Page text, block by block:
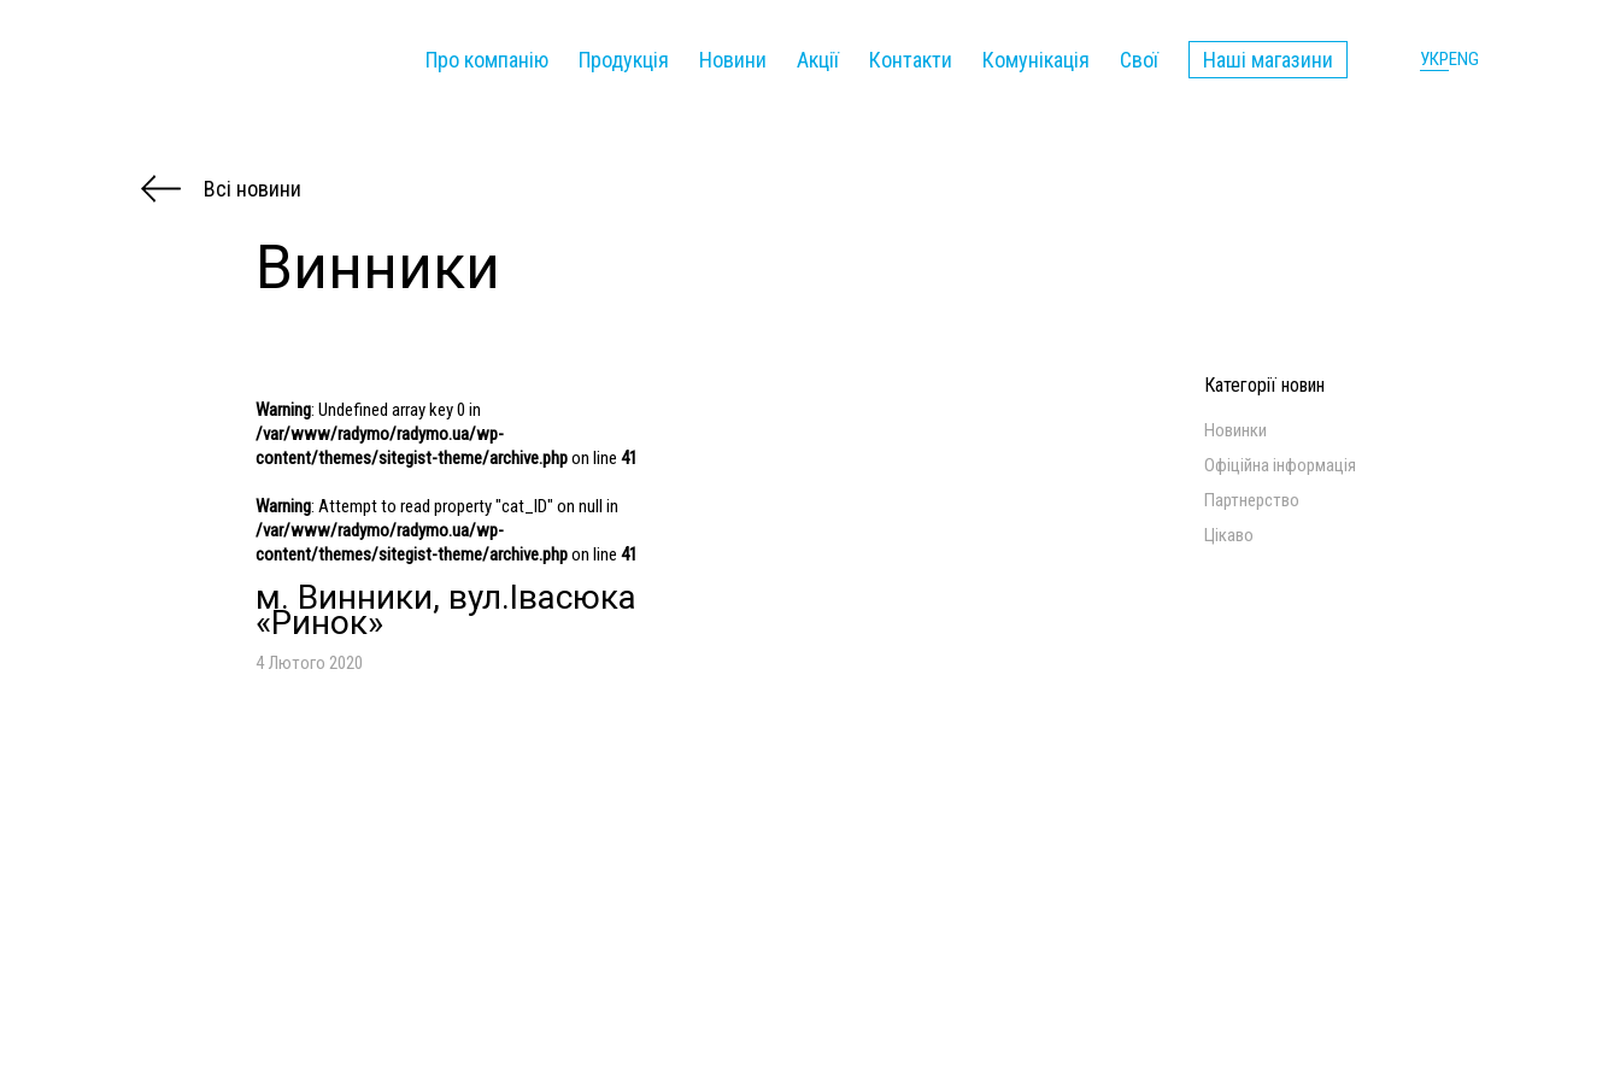
Про компанію Продукція Новини Акції Контакти Комунікація Свої Наші магазини УКРENG
Всі новини
Винники
Warning: Undefined array key 0 in
/var/www/radymo/radymo.ua/wp-
content/themes/sitegist-theme/archive.phpon line 41
Warning: Attempt to read property "cat_ID" on null in
/var/www/radymo/radymo.ua/wp-
content/themes/sitegist-theme/archive.phpon line 41
м. Винники, вул.Івасюка
«Ринок»
4 Лютого 2020
Категорії новин
Новинки
Офіційна інформація
Партнерство
Цікаво